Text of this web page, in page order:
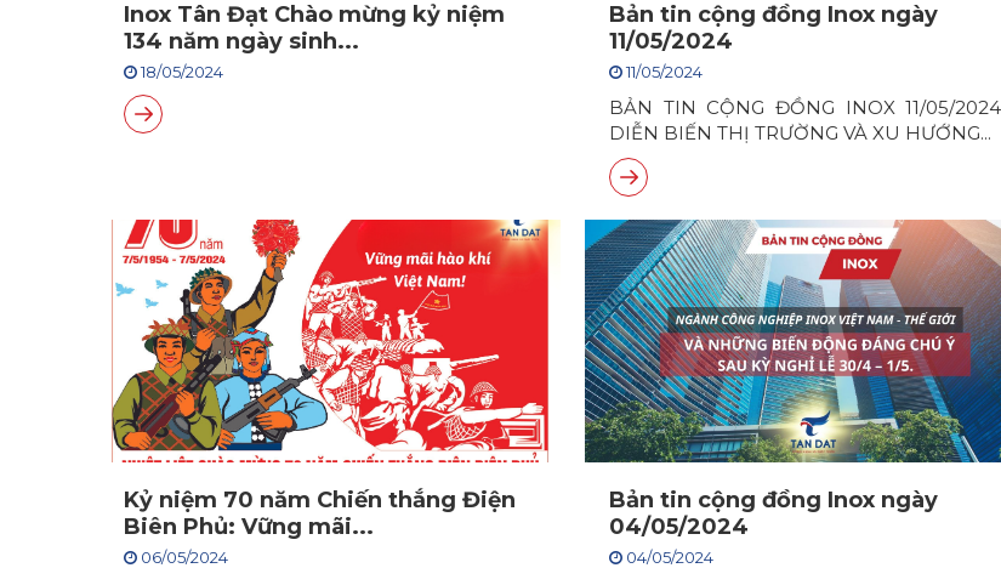
Inox Tân Đạt Chào mừng kỷ niệm
134 năm ngày sinh...
18/05/2024
Bản tin cộng đồng Inox ngày
11/05/2024
11/05/2024
BẢN TIN CỘNG ĐỒNG INOX 11/05/
DIỄN BIẾN THỊ TRƯỜNG VÀ XU HƯỚNG...
Kỷ niệm 70 năm Chiến thắng Điện
Biên Phủ: Vững mãi...
06/05/2024
Bản tin cộng đồng Inox ngày
04/05/2024
04/05/2024